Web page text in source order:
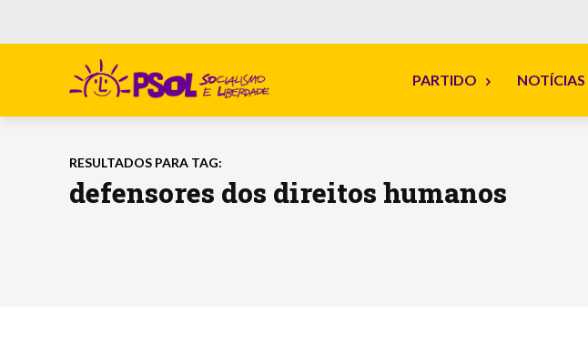
PARTIDO NOTÍCIAS
RESULTADOS PARA TAG:
defensores dos direitos humanos